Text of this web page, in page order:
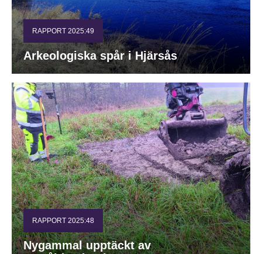
RAPPORT 2025:49
Arkeologiska spår i Hjärsås
RAPPORT 2025:48
Nygammal upptäckt av